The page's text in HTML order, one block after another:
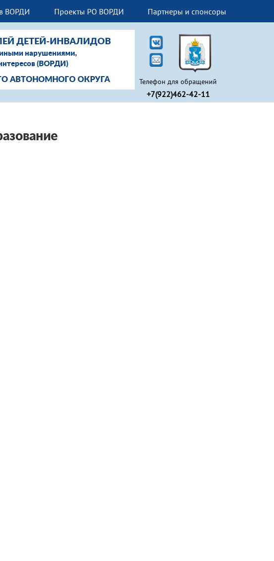
ВОРДИ Проекты РО ВОРДИ Партнеры и спонсоры
Телефон для обращений
+7(922)462-42-11
ДЕТЕЙ-ИНВАЛИДОВ
нарушениями,
(ВОРДИ)
АВТОНОМНОГО ОКРУГА